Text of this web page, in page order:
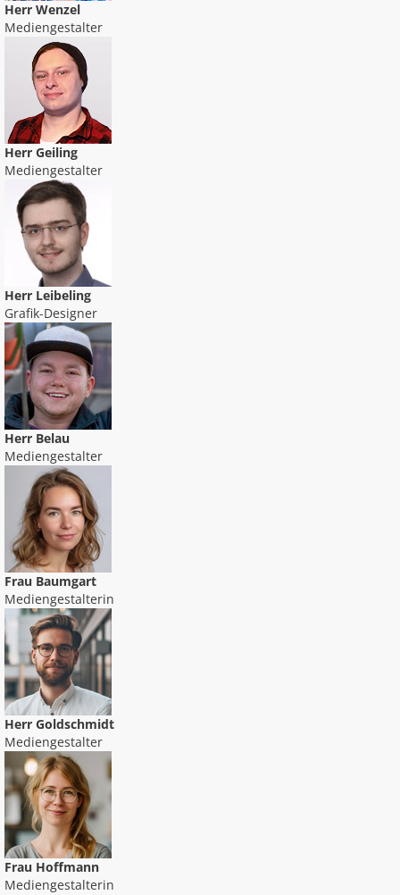
Herr Wenzel
Mediengestalter
Herr Geiling
Mediengestalter
Herr Leibeling
Grafik-Designer
Herr Belau
Mediengestalter
Frau Baumgart
Mediengestalterin
Herr Goldschmidt
Mediengestalter
Frau Hoffmann
Mediengestalterin